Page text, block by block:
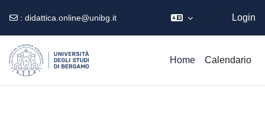
: didattica.online@unibg.it Login
Home Calendario